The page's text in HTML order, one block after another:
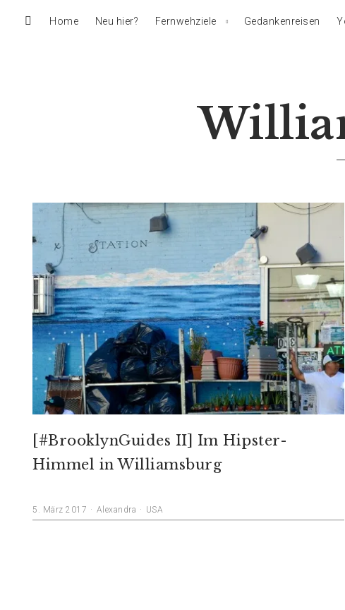
Home Neu hier? Fernwehziele Gedankenreisen
[#BrooklynGuides II] Im Hipster-
Himmel in Williamsburg
5. März 2017 Alexandra USA